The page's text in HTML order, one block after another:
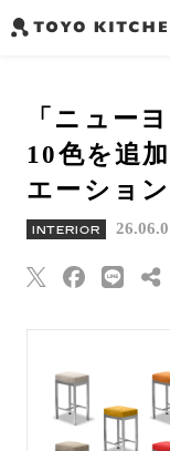
オープンキッチン
ペニンシュラキッ
セパレートキッチン
システムキッチン
家具・照明・タイル
バス・洗面
実例から探す
私たちについて
ジャーナルを読む
お知らせ
「ニュー
10色を追
エーショ
INTERIOR